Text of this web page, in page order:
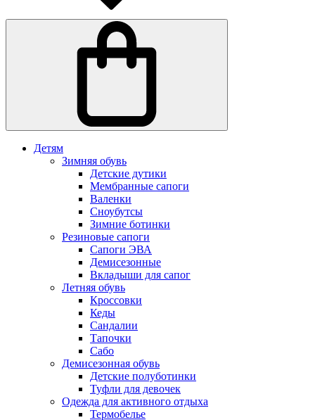
Детям
Зимняя обувь
Детские дутики
Мембранные сапоги
Валенки
Сноубутсы
Зимние ботинки
Резиновые сапоги
Сапоги ЭВА
Демисезонные
Вкладыши для сапог
Летняя обувь
Кроссовки
Кеды
Сандалии
Тапочки
Сабо
Демисезонная обувь
Детские полуботинки
Туфли для девочек
Одежда для активного отдыха
Термобелье